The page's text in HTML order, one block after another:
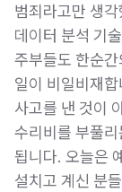
범죄라고만 생
데이터 분석 기
주부들도 한순
일이 비일비재
사고를 낸 것이
수리비를 부풀
됩니다. 오늘은
설치고 계신 분